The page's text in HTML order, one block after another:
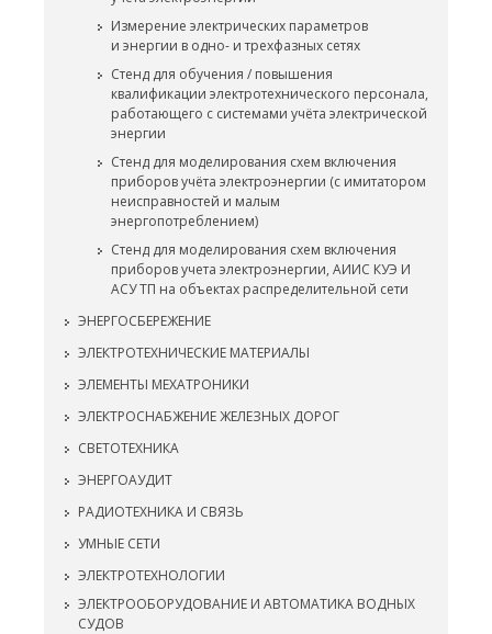
Измерение электрических параметров
и энергии в одно- и трехфазных сетях
Стенд для обучения / повышения
квалификации электротехнического персонала,
работающего с системами учёта электрической
энергии
Стенд для моделирования схем включения
приборов учёта электроэнергии (с имитатором
неисправностей и малым
энергопотреблением)
Стенд для моделирования схем включения
приборов учета электроэнергии, АИИС КУЭ И
АСУ ТП на объектах распределительной сети
ЭНЕРГОСБЕРЕЖЕНИЕ
ЭЛЕКТРОТЕХНИЧЕСКИЕ МАТЕРИАЛЫ
ЭЛЕМЕНТЫ МЕХАТРОНИКИ
ЭЛЕКТРОСНАБЖЕНИЕ ЖЕЛЕЗНЫХ ДОРОГ
СВЕТОТЕХНИКА
ЭНЕРГОАУДИТ
РАДИОТЕХНИКА И СВЯЗЬ
УМНЫЕ СЕТИ
ЭЛЕКТРОТЕХНОЛОГИИ
ЭЛЕКТРООБОРУДОВАНИЕ И АВТОМАТИКА ВОДНЫХ
СУДОВ